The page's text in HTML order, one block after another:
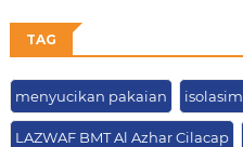
TAG
menyucikan pakaian
LAZWAF BMT Al Azhar Cilacap